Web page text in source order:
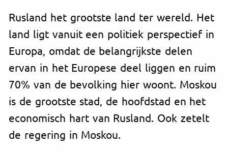
Rusland het grootste land ter wereld. Het
land ligt vanuit een politiek perspectief in
Europa, omdat de belangrijkste delen
ervan in het Europese deel liggen en ruim
70% van de bevolking hier woont. Moskou
is de grootste stad, de hoofdstad en het
economisch hart van Rusland. Ook zetelt
de regering in Moskou.